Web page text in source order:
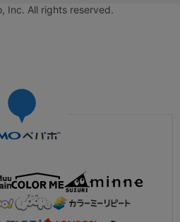
Inc. All rights reserved.